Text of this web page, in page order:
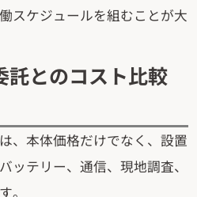
スケジュールを組むことが大
託とのコスト比較
、本体価格だけでなく、設置
ッテリー、通信、現地調査、
。